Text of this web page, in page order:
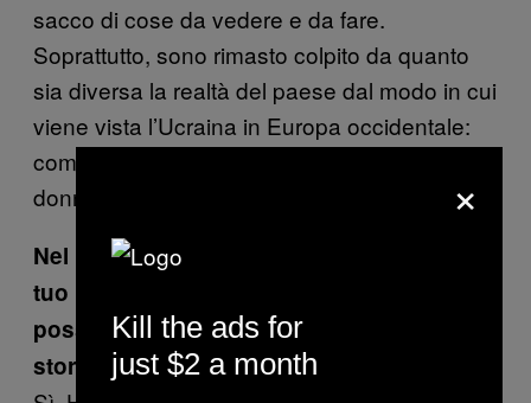
sacco di cose da vedere e da fare.
Soprattutto, sono rimasto colpito da quanto
sia diversa la realtà del paese dal modo in cui
viene vista l’Ucraina in Europa occidentale:
come un posto in cui andare per trovarsi una
donna. Per cui ho deciso di farci qualcosa.
Nel libro le foto sono accompagnate da un
tuo racconto,
possano raccontare solo una parte della
storia.
×
Kill the ads for
just $2 a month